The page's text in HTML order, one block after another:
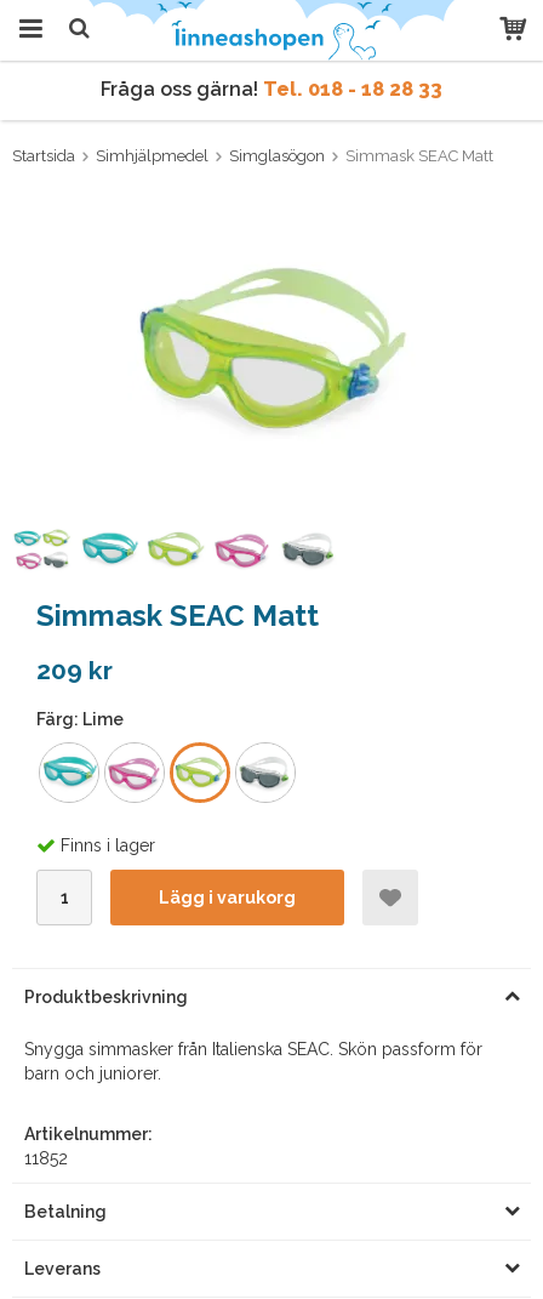
Produkten har blivit tillagd i
Fråga oss gärna! Tel. 018 - 18 28 33
Vi skickar samma dagvid order före kl 9 vardagar.
Startsida Simhjälpmedel Simglasögon Simmask SEAC Matt
Simmask SEAC Matt
209 kr
Färg: Lime
Finns i lager
Lägg i varukorg
Produktbeskrivning
Snygga simmasker från Italienska SEAC. Skön passform för
barn och juniorer.
Artikelnummer:
11852
Betalning
Leverans